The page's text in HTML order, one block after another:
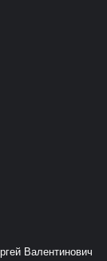
Валентинович